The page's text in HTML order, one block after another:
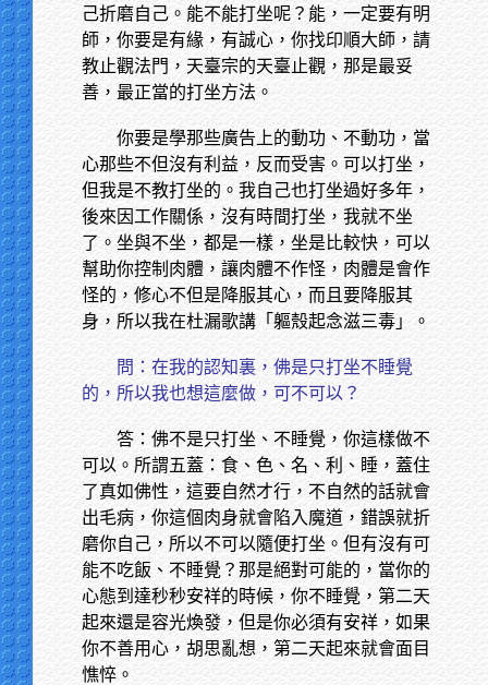
己折磨自己。能不能打坐呢？能，一定要有明
師，你要是有緣，有誠心，你找印順大師，請
教止觀法門，天臺宗的天臺止觀，那是最妥
善，最正當的打坐方法。
你要是學那些廣告上的動功、不動功，當
心那些不但沒有利益，反而受害。可以打坐，
但我是不教打坐的。我自己也打坐過好多年，
後來因工作關係，沒有時間打坐，我就不坐
了。坐與不坐，都是一樣，坐是比較快，可以
幫助你控制肉體，讓肉體不作怪，肉體是會作
怪的，修心不但是降服其心，而且要降服其
身，所以我在杜漏歌講「軀殼起念滋三毒」。
問：在我的認知裏，佛是只打坐不睡覺
的，所以我也想這麼做，可不可以？
答：佛不是只打坐、不睡覺，你這樣做不
可以。所謂五蓋：食、色、名、利、睡，蓋住
了真如佛性，這要自然才行，不自然的話就會
出毛病，你這個肉身就會陷入魔道，錯誤就折
磨你自己，所以不可以隨便打坐。但有沒有可
能不吃飯、不睡覺？那是絕對可能的，當你的
心態到達秒秒安祥的時候，你不睡覺，第二天
起來還是容光煥發，但是你必須有安祥，如果
你不善用心，胡思亂想，第二天起來就會面目
憔悴。